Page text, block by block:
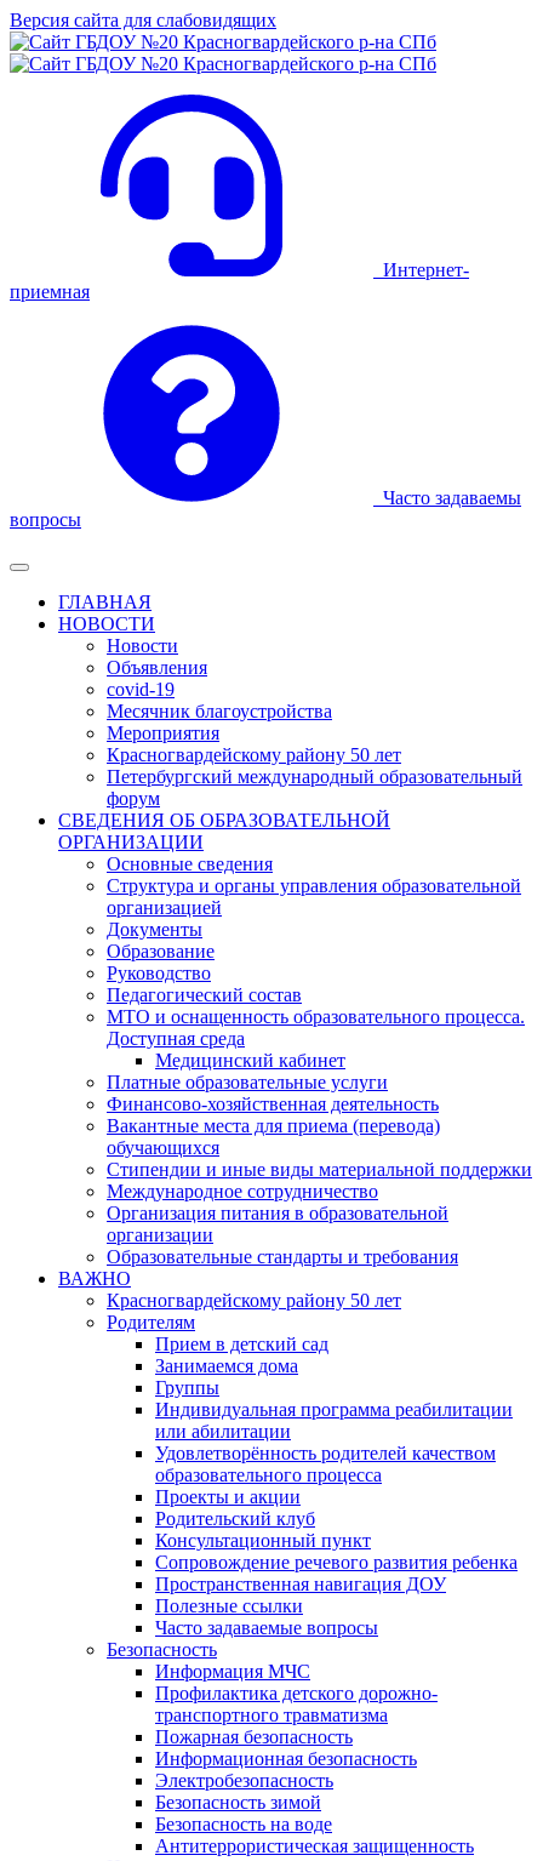
Версия сайта для слабовидящих
Интернет-
приемная
Часто задаваемы
вопросы
ГЛАВНАЯ
НОВОСТИ
Новости
Объявления
covid-19
Месячник благоустройства
Мероприятия
Красногвардейскому району 50 лет
Петербургский международный образовательный
форум
СВЕДЕНИЯ ОБ ОБРАЗОВАТЕЛЬНОЙ
ОРГАНИЗАЦИИ
Основные сведения
Структура и органы управления образовательной
организацией
Документы
Образование
Руководство
Педагогический состав
МТО и оснащенность образовательного процесса.
Доступная среда
Медицинский кабинет
Платные образовательные услуги
Финансово-хозяйственная деятельность
Вакантные места для приема (перевода)
обучающихся
Стипендии и иные виды материальной поддержки
Международное сотрудничество
Организация питания в образовательной
организации
Образовательные стандарты и требования
ВАЖНО
Красногвардейскому району 50 лет
Родителям
Прием в детский сад
Занимаемся дома
Группы
Индивидуальная программа реабилитации
или абилитации
Удовлетворённость родителей качеством
образовательного процесса
Проекты и акции
Родительский клуб
Консультационный пункт
Сопровождение речевого развития ребенка
Пространственная навигация ДОУ
Полезные ссылки
Часто задаваемые вопросы
Безопасность
Информация МЧС
Профилактика детского дорожно-
транспортного травматизма
Пожарная безопасность
Информационная безопасность
Электробезопасность
Безопасность зимой
Безопасность на воде
Антитеррористическая защищенность